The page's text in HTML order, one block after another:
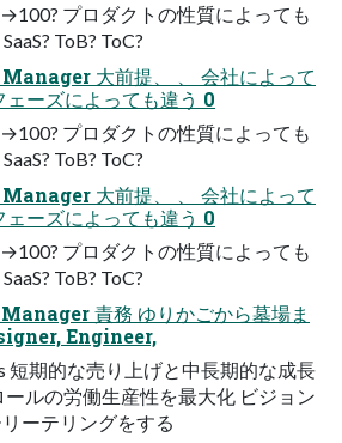
プロダクトの性質によっても
ToB? ToC?
大前提、 、 会社によって
ェーズによっても違う 0
プロダクトの性質によっても
ToB? ToC?
大前提、 、 会社によって
ェーズによっても違う 0
プロダクトの性質によっても
ToB? ToC?
責務 ゆりかごから墓場ま
Engineer,
短期的な売り上げと中長期的な成長
ルの労働生産性を最大化 ビジョン
ーテリングをする